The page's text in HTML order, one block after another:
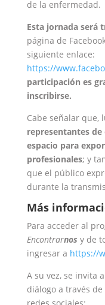
de la enfermedad.
Esta jornada será
página de
siguiente enlace:
https://
participación es
inscribirse.
Cabe señalar que,
representantes
espacio para
profesionales; y
que el público
durante la
Más
Para acceder al
Encontrarnos y de
ingresar a https://
A su vez, se invita
diálogo a través de